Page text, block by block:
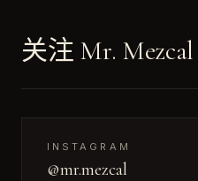
关注 Mr. Mezcal
INSTAGRAM
@mr.mezcal